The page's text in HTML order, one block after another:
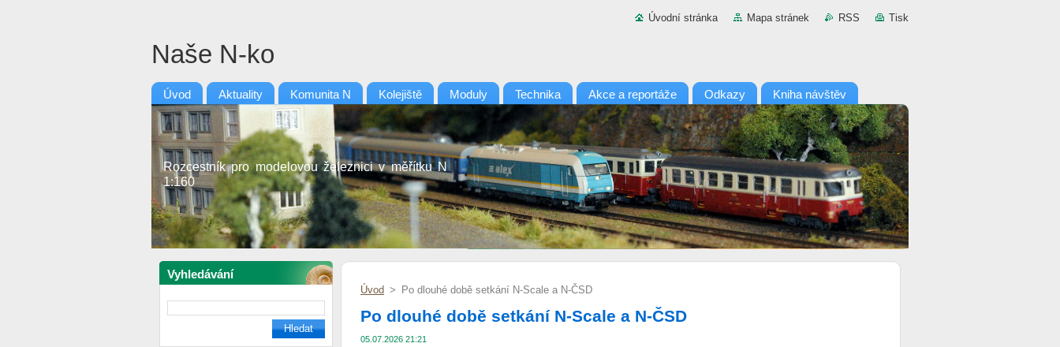
Úvodní stránka Mapa stránek RSS Tisk
Naše N-ko
Úvod Aktuality Komunita N Kolejiště Moduly Technika Akce a reportáže Odkazy Kniha návštěv
Rozcestník pro modelovou železnici v měřítku N
1:160
Vyhledávání
Úvod > Po dlouhé době setkání N-Scale a N-ČSD
Po dlouhé době setkání N-Scale a N-ČSD
05.07.2026 21:21